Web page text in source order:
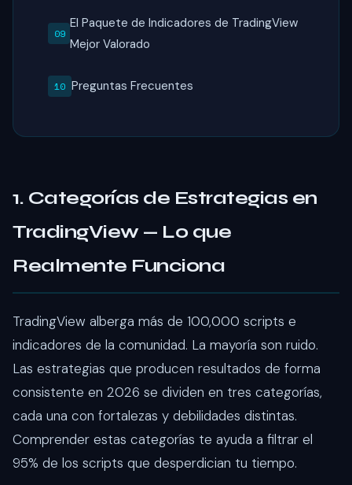
El Paquete de Indicadores de TradingView
Mejor Valorado
Preguntas Frecuentes
1. Categorías de Estrategias en
TradingView — Lo que
Realmente Funciona
TradingView alberga más de 100,000 scripts e
indicadores de la comunidad. La mayoría son ruido.
Las estrategias que producen resultados de forma
consistente en 2026 se dividen en tres categorías,
cada una con fortalezas y debilidades distintas.
Comprender estas categorías te ayuda a filtrar el
95% de los scripts que desperdician tu tiempo.